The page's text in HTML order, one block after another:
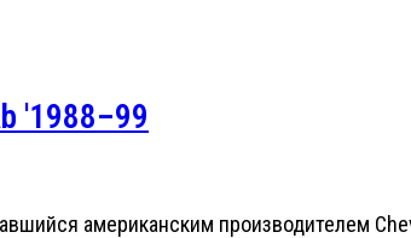
'1988–99
американским производителем